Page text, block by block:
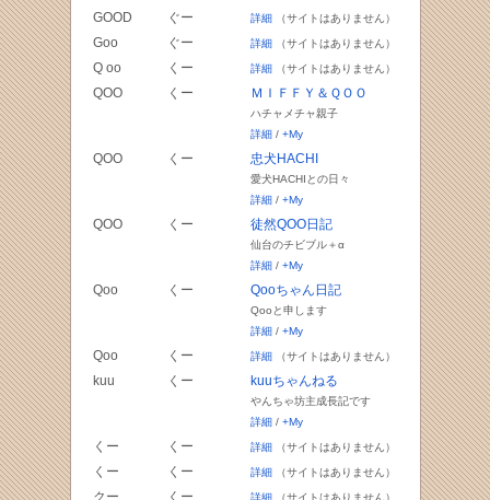
GOOD ぐー 詳細（サイトはありません）
Goo ぐー 詳細（サイトはありません）
Q oo くー 詳細（サイトはありません）
QOO くー ＭＩＦＦＹ＆ＱＯＯ
ハチャメチャ親子
詳細/ +My
QOO くー 忠犬HACHI
愛犬HACHIとの日々
詳細/ +My
QOO くー 徒然QOO日記
仙台のチビブル＋α
詳細/ +My
Qoo くー Qooちゃん日記
Qooと申します
詳細/ +My
Qoo くー 詳細（サイトはありません）
kuu くー kuuちゃんねる
やんちゃ坊主成長記です
詳細/ +My
くー くー 詳細（サイトはありません）
くー くー 詳細（サイトはありません）
クー くー 詳細（サイトはありません）